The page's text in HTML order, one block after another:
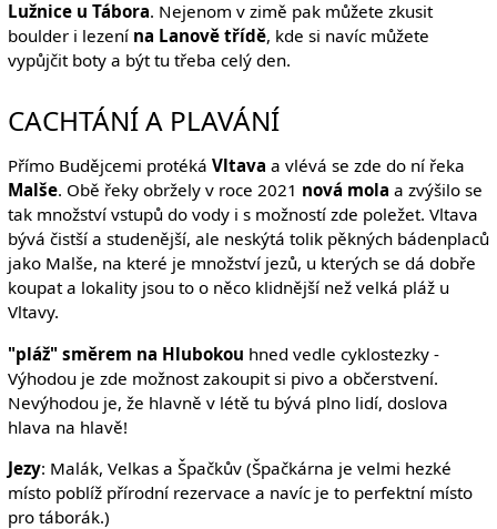
Lužnice u Tábora. Nejenom v zimě pak můžete zkusit
boulder i lezení na Lanově třídě, kde si navíc můžete
vypůjčit boty a být tu třeba celý den.
CACHTÁNÍ A PLAVÁNÍ
Přímo Budějcemi protéká Vltava a vlévá se zde do ní řeka
Malše. Obě řeky obržely v roce 2021 nová mola a zvýšilo se
tak množství vstupů do vody i s možností zde poležet. Vltava
bývá čistší a studenější, ale neskýtá tolik pěkných bádenplaců
jako Malše, na které je množství jezů, u kterých se dá dobře
koupat a lokality jsou to o něco klidnější než velká pláž u
Vltavy.
"pláž" směrem na Hlubokou hned vedle cyklostezky -
Výhodou je zde možnost zakoupit si pivo a občerstvení.
Nevýhodou je, že hlavně v létě tu bývá plno lidí, doslova
hlava na hlavě!
Jezy: Malák, Velkas a Špačkův (Špačkárna je velmi hezké
místo poblíž přírodní rezervace a navíc je to perfektní místo
pro táborák.)